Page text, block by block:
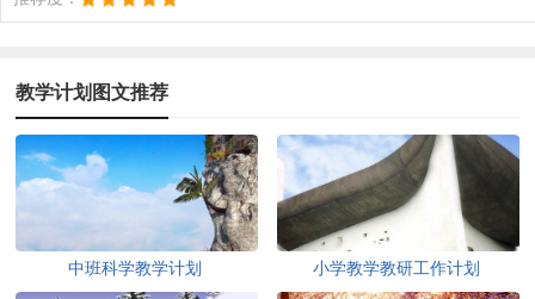
教学计划图文推荐
中班科学教学计划 小学教学教研工作计划